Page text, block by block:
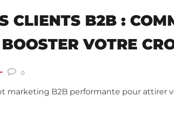
CLIENTS B2B :
VOTRE
0
marketing B2B performante pour attirer